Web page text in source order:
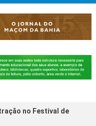
no Festival de